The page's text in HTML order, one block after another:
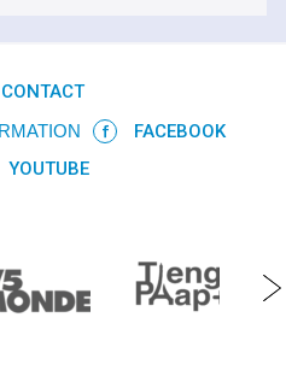
CONTACT
FACEBOOK
YOUTUBE